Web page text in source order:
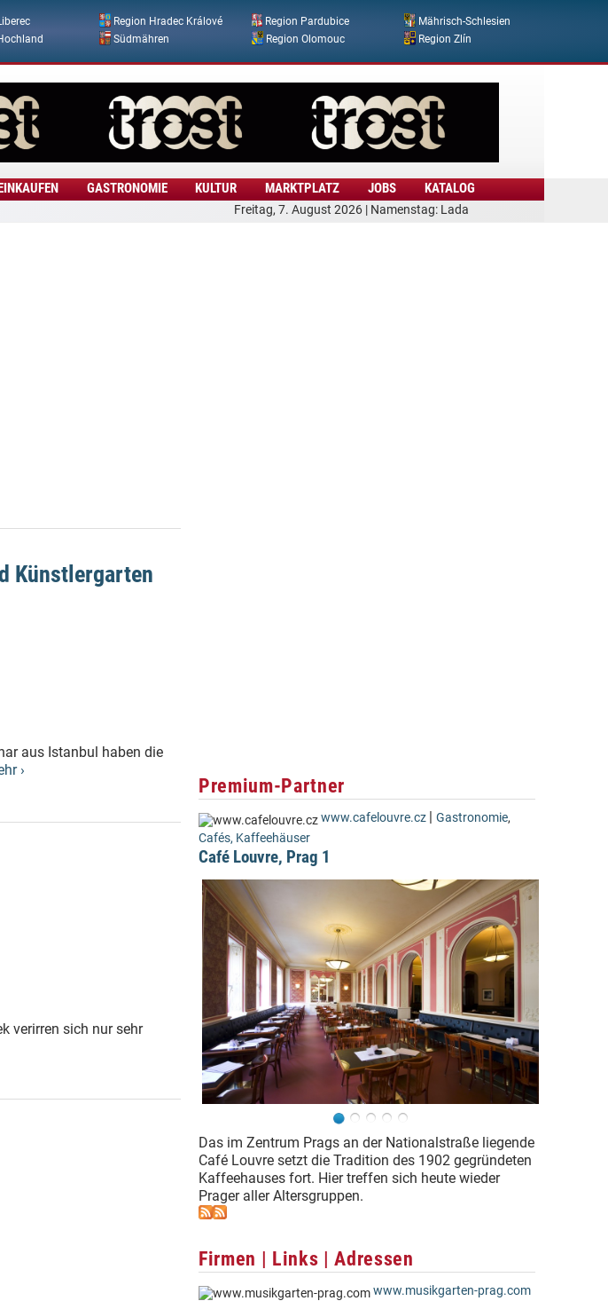
Region Hradec Králové Region Pardubice
Mährisch-Schlesien
Südmähren Region Olomouc Region Zlín
Freitag, 7. August 2026 | Namenstag: Lada
GASTRONOMIE KULTUR MARKTPLATZ JOBS KATALOG
Künstlergarten
aus Istanbul haben die
›
verirren sich nur sehr
Premium-Partner
www.cafelouvre.cz | Gastronomie,
Cafés, Kaffeehäuser
Café Louvre, Prag 1
Das im Zentrum Prags an der Nationalstraße liegende
Café Louvre setzt die Tradition des 1902 gegründeten
Kaffeehauses fort. Hier treffen sich heute wieder
Prager aller Altersgruppen.
Firmen | Links | Adressen
www.musikgarten-prag.com